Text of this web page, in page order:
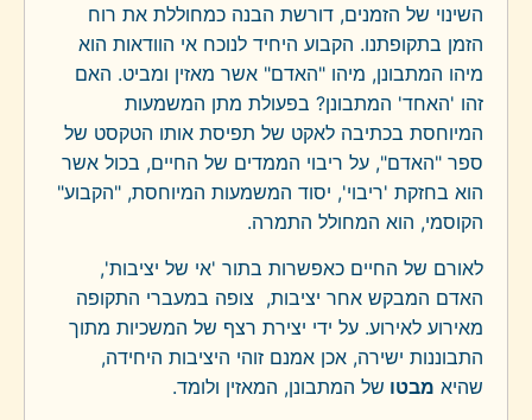
השינוי של הזמנים, דורשת הבנה כמחוללת את רוח
הזמן בתקופתנו. הקבוע היחיד לנוכח אי הוודאות הוא
מיהו המתבונן, מיהו "האדם" אשר מאזין ומביט. האם
זהו 'האחד' המתבונן? בפעולת מתן המשמעות
המיוחסת בכתיבה לאקט של תפיסת אותו הטקסט של
ספר "האדם", על ריבוי הממדים של החיים, בכול אשר
הוא בחזקת 'ריבוי', יסוד המשמעות המיוחסת, "הקבוע"
הקוסמי, הוא המחולל התמרה.
לאורם של החיים כאפשרות בתור 'אי של יציבות',
האדם המבקש אחר יציבות, צופה במעברי התקופה
מאירוע לאירוע. על ידי יצירת רצף של המשכיות מתוך
התבוננות ישירה, אכן אמנם זוהי היציבות היחידה,
שהיא מבטו של המתבונן, המאזין ולומד.